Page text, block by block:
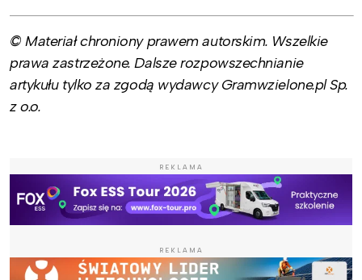
© Materiał chroniony prawem autorskim. Wszelkie
prawa zastrzeżone. Dalsze rozpowszechnianie
artykułu tylko za zgodą wydawcy Gramwzielone.pl Sp.
z o.o.
REKLAMA
REKLAMA